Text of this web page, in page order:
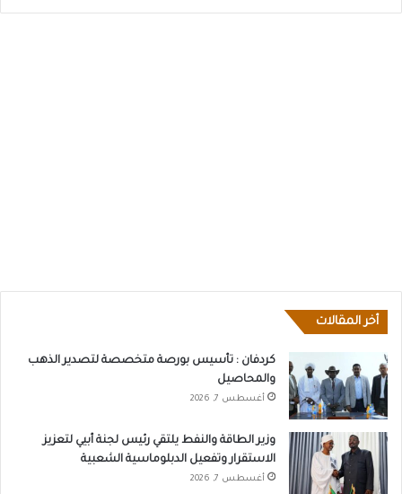
أخر المقالات
كردفان : تأسيس بورصة متخصصة لتصدير الذهب
والمحاصيل
أغسطس 7, 2026
وزير الطاقة والنفط يلتقي رئيس لجنة أبيي لتعزيز
الاستقرار وتفعيل الدبلوماسية الشعبية
أغسطس 7, 2026